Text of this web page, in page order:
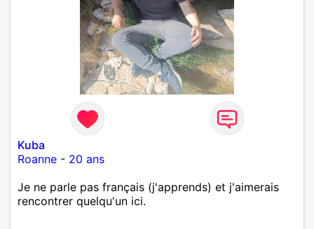
Kuba
Roanne - 20 ans
Je ne parle pas français (j'apprends) et j'aimerais
rencontrer quelqu'un ici.